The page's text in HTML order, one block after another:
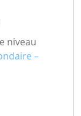
niveau
–